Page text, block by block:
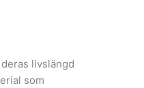
livslängd
som